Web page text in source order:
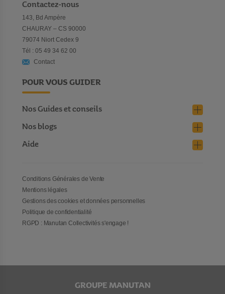
Contactez-nous
143, Bd Ampère
CHAURAY – CS 90000
79074 Niort Cedex 9
Tél : 05 49 34 62 00
Contact
POUR VOUS GUIDER
Nos Guides et conseils
Nos blogs
Aide
Conditions Générales de Vente
Mentions légales
Gestions des cookies et données personnelles
Politique de confidentialité
RGPD : Manutan Collectivités s'engage !
GROUPE MANUTAN